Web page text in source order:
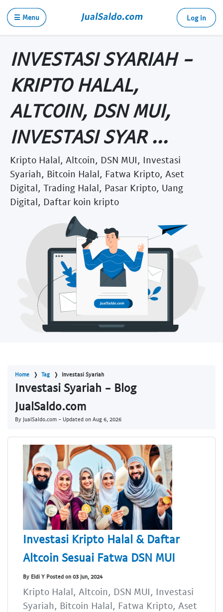
☰ Menu Log in
INVESTASI SYARIAH -
KRIPTO HALAL,
ALTCOIN, DSN MUI,
INVESTASI SYAR ...
Kripto Halal, Altcoin, DSN MUI, Investasi
Syariah, Bitcoin Halal, Fatwa Kripto, Aset
Digital, Trading Halal, Pasar Kripto, Uang
Digital, Daftar koin kripto
Home Tag Investasi Syariah
Investasi Syariah - Blog
JualSaldo.com
By JualSaldo.com - Updated on Aug 6, 2026
Investasi Kripto Halal & Daftar
Altcoin Sesuai Fatwa DSN MUI
By Eldi Y Posted on 03 Jun, 2024
Kripto Halal, Altcoin, DSN MUI, Investasi
Syariah, Bitcoin Halal, Fatwa Kripto, Aset